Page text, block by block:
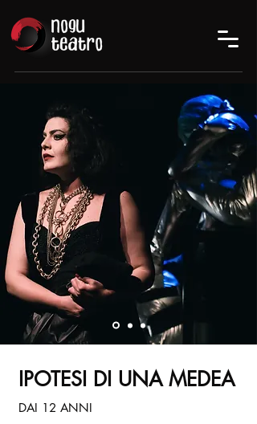
IPOTESI DI UNA MEDEA
DAI 12 ANNI